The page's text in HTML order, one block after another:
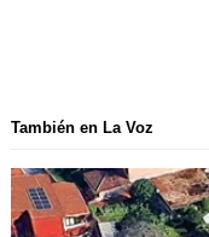
También en La Voz